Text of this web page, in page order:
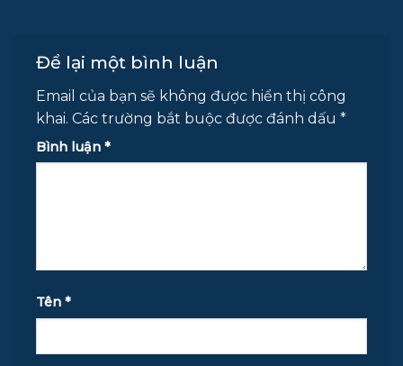
Để lại một bình luận
Email của bạn sẽ không được hiển thị công
khai. Các trường bắt buộc được đánh dấu *
Bình luận *
Tên *